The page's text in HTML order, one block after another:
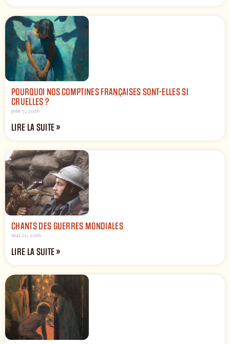
POURQUOI NOS COMPTINES FRANÇAISES SONT-ELLES SI
CRUELLES ?
juin 7, 2026
LIRE LA SUITE »
CHANTS DES GUERRES MONDIALES
mai 21, 2026
LIRE LA SUITE »